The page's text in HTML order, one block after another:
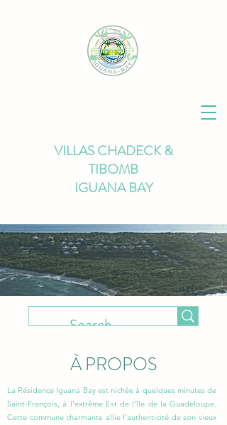
VILLAS CHADECK &
TIBOMB
IGUANA BAY
À PROPOS
La Résidence Iguana Bay est nichée à quelques minutes de
Saint-François, à l'extrême Est de l'île de la Guadeloupe.
Cette commune charmante allie l'authenticité de son vieux